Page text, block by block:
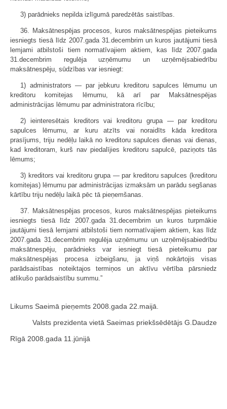
3) parādnieks nepilda izlīgumā paredzētās saistības.
36. Maksātnespējas procesos, kuros maksātnespējas pieteikums
iesniegts tiesā līdz 2007.gada 31.decembrim un kuros jautājumi tiesā
lemjami atbilstoši tiem normatīvajiem aktiem, kas līdz 2007.gada
31.decembrim regulēja uzņēmumu un uzņēmējsabiedrību
maksātnespēju, sūdzības var iesniegt:
1) administrators — par jebkuru kreditoru sapulces lēmumu un
kreditoru komitejas lēmumu, kā arī par Maksātnespējas
administrācijas lēmumu par administratora rīcību;
2) ieinteresētais kreditors vai kreditoru grupa — par kreditoru
sapulces lēmumu, ar kuru atzīts vai noraidīts kāda kreditora
prasījums, triju nedēļu laikā no kreditoru sapulces dienas vai dienas,
kad kreditoram, kurš nav piedalījies kreditoru sapulcē, paziņots tās
lēmums;
3) kreditors vai kreditoru grupa — par kreditoru sapulces (kreditoru
komitejas) lēmumu par administrācijas izmaksām un parādu segšanas
kārtību triju nedēļu laikā pēc tā pieņemšanas.
37. Maksātnespējas procesos, kuros maksātnespējas pieteikums
iesniegts tiesā līdz 2007.gada 31.decembrim un kuros turpmākie
jautājumi tiesā lemjami atbilstoši tiem normatīvajiem aktiem, kas līdz
2007.gada 31.decembrim regulēja uzņēmumu un uzņēmējsabiedrību
maksātnespēju, parādnieks var iesniegt tiesā pieteikumu par
maksātnespējas procesa izbeigšanu, ja viņš nokārtojis visas
parādsaistības noteiktajos termiņos un aktīvu vērtība pārsniedz
atlikušo parādsaistību summu.”
Likums Saeimā pieņemts 2008.gada 22.maijā.
Valsts prezidenta vietā Saeimas priekšsēdētājs G.Daudze
Rīgā 2008.gada 11.jūnijā